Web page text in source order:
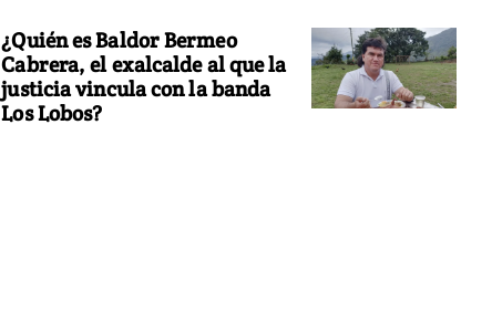
¿Quién es Baldor Bermeo
Cabrera, el exalcalde al que la
justicia vincula con la banda
Los Lobos?